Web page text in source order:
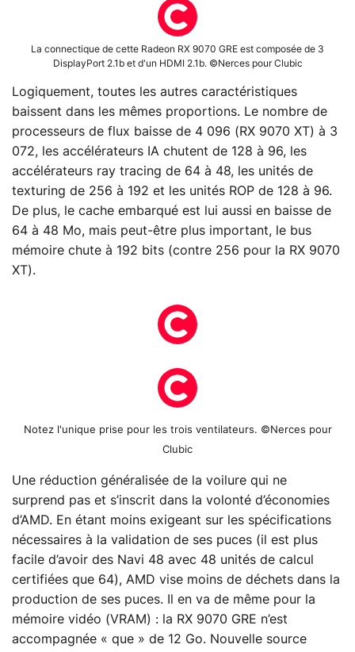
La connectique de cette Radeon RX 9070 GRE est composée de 3
DisplayPort 2.1b et d'un HDMI 2.1b. ©Nerces pour Clubic
Logiquement, toutes les autres caractéristiques
baissent dans les mêmes proportions. Le nombre de
processeurs de flux baisse de 4 096 (RX 9070 XT) à 3
072, les accélérateurs IA chutent de 128 à 96, les
accélérateurs ray tracing de 64 à 48, les unités de
texturing de 256 à 192 et les unités ROP de 128 à 96.
De plus, le cache embarqué est lui aussi en baisse de
64 à 48 Mo, mais peut-être plus important, le bus
mémoire chute à 192 bits (contre 256 pour la RX 9070
XT).
Notez l'unique prise pour les trois ventilateurs. ©Nerces pour
Clubic
Une réduction généralisée de la voilure qui ne
surprend pas et s’inscrit dans la volonté d’économies
d’AMD. En étant moins exigeant sur les spécifications
nécessaires à la validation de ses puces (il est plus
facile d’avoir des Navi 48 avec 48 unités de calcul
certifiées que 64), AMD vise moins de déchets dans la
production de ses puces. Il en va de même pour la
mémoire vidéo (VRAM) : la RX 9070 GRE n’est
accompagnée « que » de 12 Go. Nouvelle source